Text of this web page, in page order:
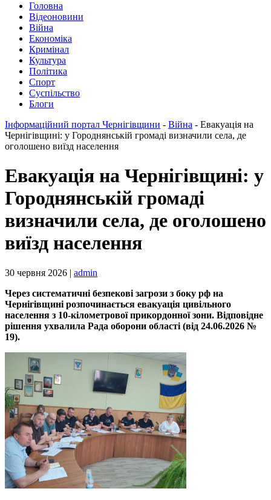
Головна
Відеоновини
Війна
Економіка
Кримінал
Культура
Політика
Спорт
Суспільство
Блоги
Інформаційний портал Чернігівщини - Війна - Евакуація на
Чернігівщині: у Городнянській громаді визначили села, де
оголошено виїзд населення
Евакуація на Чернігівщині: у
Городнянській громаді
визначили села, де оголошено
виїзд населення
30 червня 2026 | admin
Через систематичні безпекові загрози з боку рф на
Чернігівщині розпочинається евакуація цивільного
населення з 10-кілометрової прикордонної зони. Відповідне
рішення ухвалила Рада оборони області (від 24.06.2026 №
19).